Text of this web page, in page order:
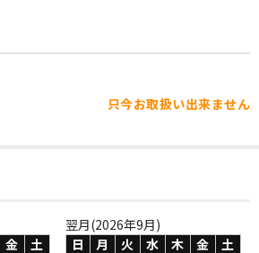
只今お取扱い出来ません
金
土
翌月(2026年9月)
日
月 火 水 木 金
土